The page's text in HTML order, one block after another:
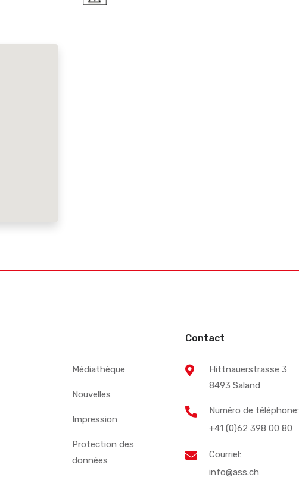
Médiathèque
Nouvelles
Impression
Protection des
données
Contact
Hittnauerstrasse 3
8493 Saland
Numéro de téléphone:
+41 (0)62 398 00 80
Courriel:
info@ass.ch